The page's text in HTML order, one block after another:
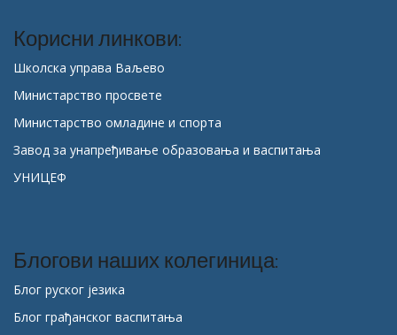
Корисни линкови:
Школска управа Ваљево
Министарство просвете
Министарство омладине и спорта
Завод за унапређивање образовања и васпитања
УНИЦЕФ
Блогови наших колегиница:
Блог руског језика
Блог грађанског васпитања